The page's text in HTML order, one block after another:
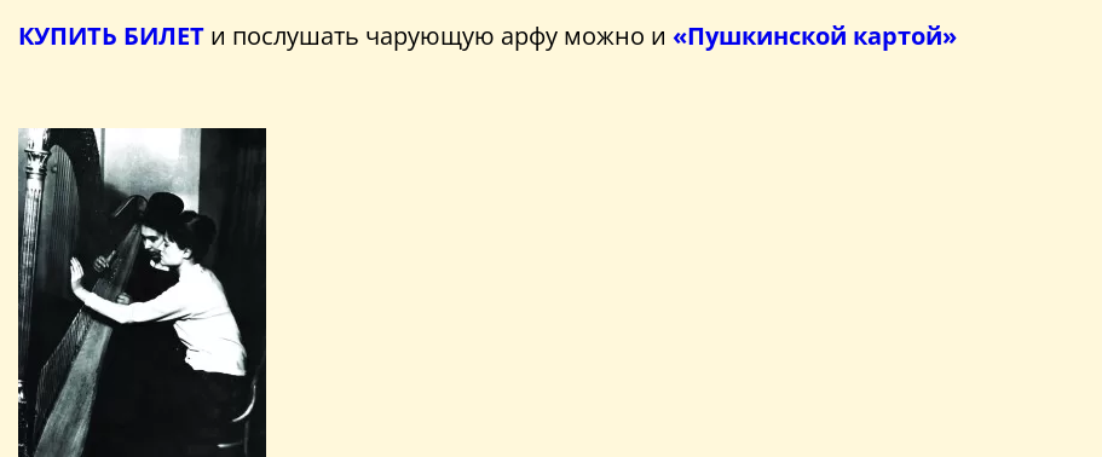
КУПИТЬ БИЛЕТ и послушать чарующую арфу можно и «Пушкинской картой»